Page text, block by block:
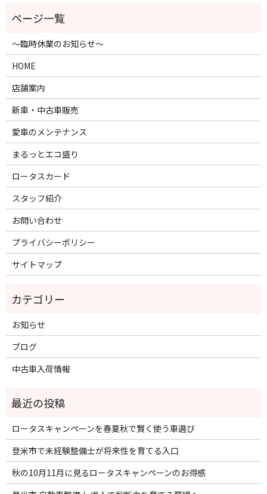
～臨時休業のお知らせ～
HOME
店舗案内
新車・中古車販売
愛車のメンテナンス
まるっとエコ盛り
ロータスカード
スタッフ紹介
お問い合わせ
プライバシーポリシー
サイトマップ
お知らせ
ブログ
中古車入荷情報
ロータスキャンペーンを春夏秋で賢く使う車選び
登米市で未経験整備士が将来性を育てる入口
秋の10月11月に見るロータスキャンペーンのお得感